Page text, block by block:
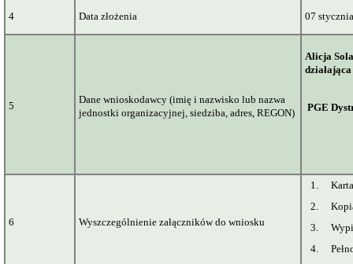
4 Data złożenia 07
5
Dane wnioskodawcy (imię i nazwisko lub nazwa
jednostki organizacyjnej, siedziba, adres, REGON)
Alicja
PGE
6 Wyszczególnienie załączników do wniosku
1.
2.
3.
4.